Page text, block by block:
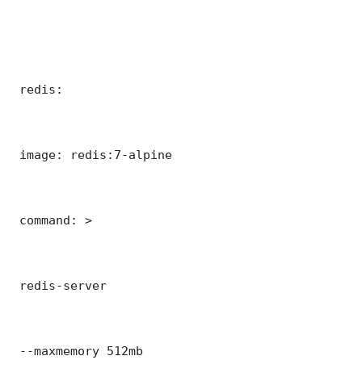
redis:
image: redis:7-alpine
command: >
redis-server
--maxmemory 512mb